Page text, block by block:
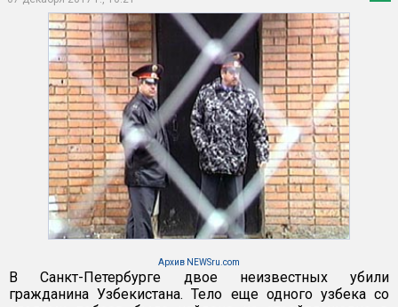
Архив NEWSru.com
В Санкт-Петербурге двое неизвестных убили
гражданина Узбекистана. Тело еще одного узбека со